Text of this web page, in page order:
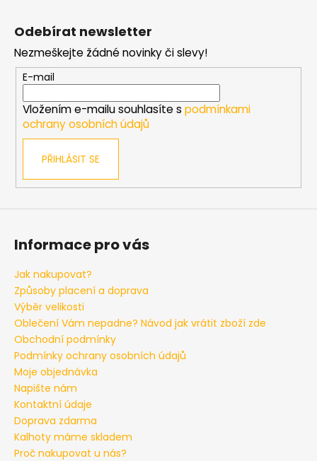
D
o
p
u
u
j
e
e
PÁNSKÉ
ČERNÉ
CARGO
ED
BAXTER,
PRODLOUŽENÉ
1
789
Kč
Z
Odebírat newsletter
Nezmeškejte žádné novinky či slevy!
E-mail
Vložením e-mailu souhlasíte s podmínkami
ochrany osobních údajů
PŘIHLÁSIT SE
Informace pro vás
Jak nakupovat?
Způsoby placení a doprava
Výběr velikosti
Oblečení Vám nepadne? Návod jak vrátit zboží zde
Obchodní podmínky
Podmínky ochrany osobních údajů
Moje objednávka
Napište nám
Kontaktní údaje
Doprava zdarma
Kalhoty máme skladem
Proč nakupovat u nás?